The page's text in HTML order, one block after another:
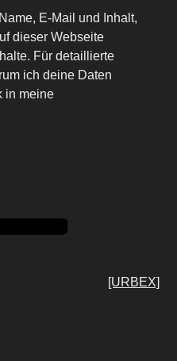
E-Mail und Inhalt,
dieser Webseite
Für detaillierte
ich deine Daten
in meine
[URBEX]